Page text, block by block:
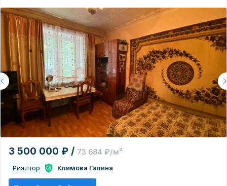
3 500 000 ₽ / 73 684 ₽/м²
Риэлтор Климова Галина